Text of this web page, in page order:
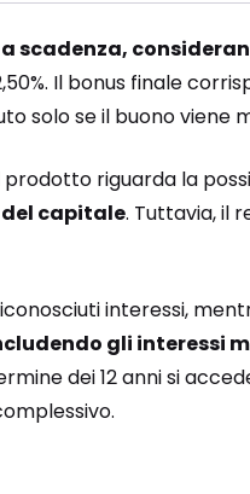
scadenza,
Il bonus finale
solo se il buono viene
riguarda la
capitale. Tuttavia, il
interessi,
gli interessi
dei 12 anni si